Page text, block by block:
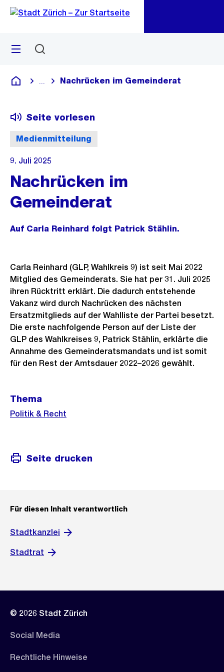
Navigation
Sprunglink
Menü
Deutsch
Blende alle Breadcrumbs ein
Nachrücken im Gemeinderat
Medienmitteilung
Seite vorlesen
9. Juli 2025
Nachrücken im
Gemeinderat
Auf Carla Reinhard folgt Patrick Stählin.
Carla Reinhard (GLP, Wahlkreis 9) ist seit Mai 2022
Mitglied des Gemeinderats. Sie hat per 31. Juli 2025
ihren Rücktritt erklärt. Die dadurch entstehende
Vakanz wird durch Nachrücken des nächsten
Ersatzmitglieds auf der Wahlliste der Partei besetzt.
Die erste nachfolgende Person auf der Liste der
GLP des Wahlkreises 9, Patrick Stählin, erklärte die
Annahme des Gemeinderatsmandats und ist somit
für den Rest der Amtsdauer 2022–2026 gewählt.
Weitere
Informationen
Thema
Politik & Recht
Seite drucken
Für diesen Inhalt verantwortlich
Stadtkanzlei
Stadtrat
© 2026 Stadt Zürich
Social Media
Rechtliche Hinweise